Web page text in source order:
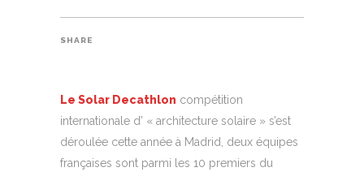
SHARE
Le Solar Decathlon compétition
internationale d’ « architecture solaire » s’est
déroulée cette année à Madrid, deux équipes
françaises sont parmi les 10 premiers du